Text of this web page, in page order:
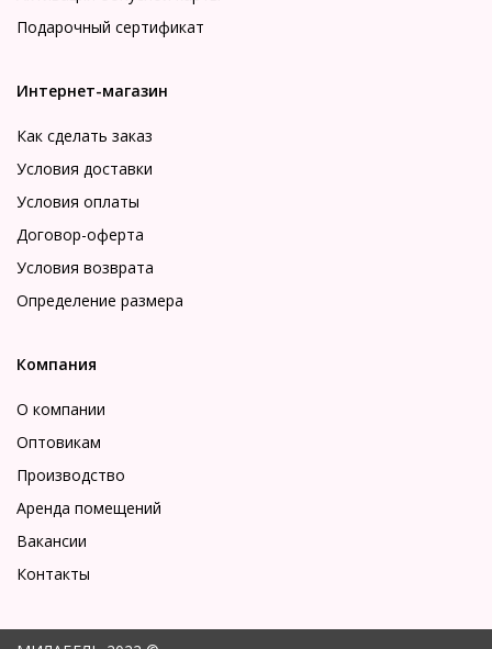
Подарочный сертификат
Интернет-магазин
Как сделать заказ
Условия доставки
Условия оплаты
Договор-оферта
Условия возврата
Определение размера
Компания
О компании
Оптовикам
Производство
Аренда помещений
Вакансии
Контакты